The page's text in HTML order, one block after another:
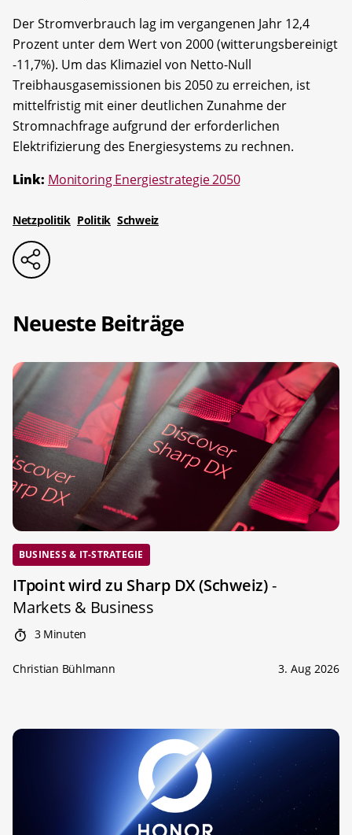
Der Stromverbrauch lag im vergangenen Jahr 12,4
Prozent unter dem Wert von 2000 (witterungsbereinigt
-11,7%). Um das Klimaziel von Netto-Null
Treibhausgasemissionen bis 2050 zu erreichen, ist
mittelfristig mit einer deutlichen Zunahme der
Stromnachfrage aufgrund der erforderlichen
Elektrifizierung des Energiesystems zu rechnen.
Link: Monitoring Energiestrategie 2050
Netzpolitik Politik Schweiz
Neueste Beiträge
BUSINESS & IT-STRATEGIE
ITpoint wird zu Sharp DX (Schweiz)-
Markets & Business
3 Minuten
Christian Bühlmann 3. Aug 2026